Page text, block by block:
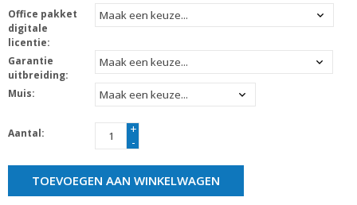
Office pakket
digitale
licentie:
Garantie
uitbreiding:
Muis:
Aantal:
+
-
TOEVOEGEN AAN WINKELWAGEN